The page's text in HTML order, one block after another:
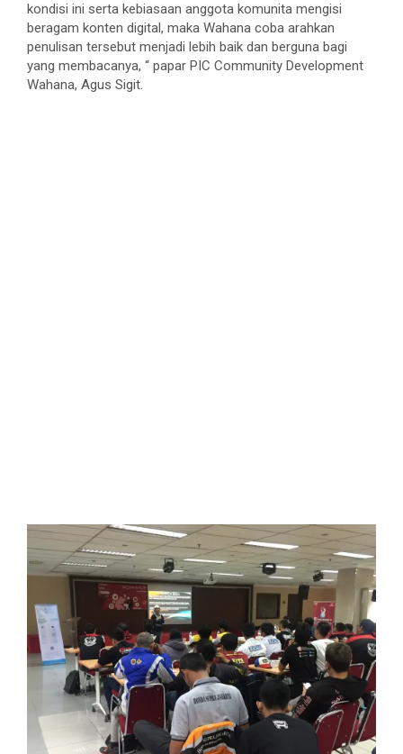
kondisi ini serta kebiasaan anggota komunita mengisi
beragam konten digital, maka Wahana coba arahkan
penulisan tersebut menjadi lebih baik dan berguna bagi
yang membacanya, “ papar PIC Community Development
Wahana, Agus Sigit.